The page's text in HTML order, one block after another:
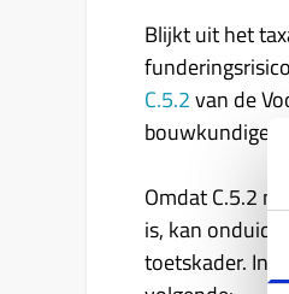
Blijkt uit het
C.5.2van de
bouwkundige
Omdat C.5.2
is, kan
toetskader. In